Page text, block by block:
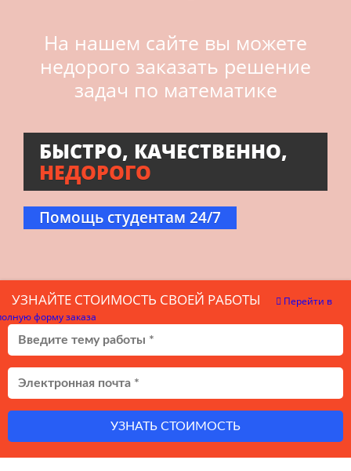
На нашем сайте вы можете
недорого заказать решение
задач по математике
БЫСТРО, КАЧЕСТВЕННО,
НЕДОРОГО
Помощь студентам 24/7
УЗНАЙТЕ СТОИМОСТЬ СВОЕЙ РАБОТЫ
Перейти в
форму заказа
УЗНАТЬ СТОИМОСТЬ